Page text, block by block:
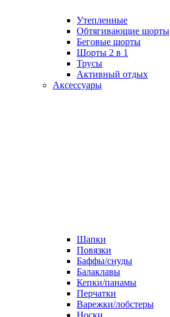
Утепленные
Обтягивающие шорты
Беговые шорты
Шорты 2 в 1
Трусы
Активный отдых
Аксессуары
Шапки
Повязки
Баффы/снуды
Балаклавы
Кепки/панамы
Перчатки
Варежки/лобстеры
Носки